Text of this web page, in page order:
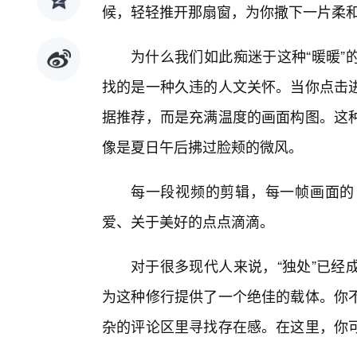
候，轻轻推开那扇窗，为你撒下一片柔
为什么我们如此痴迷于这种“暖暖
找的是一种久违的人文关怀。当你点
据推荐，而是充满温度的画面构图。
像是夏日午后拂过脸颊的微风。
每一段视频的剪辑，每一帧画面
爱、关于美好的点点滴滴。
对于很多现代人来说，“独处”已
为这种修行提供了一个绝佳的载体。
杂的评论区里寻找存在感。在这里，